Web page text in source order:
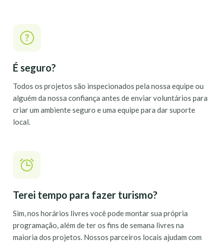
É seguro?
Todos os projetos são inspecionados pela nossa equipe ou
alguém da nossa confiança antes de enviar voluntários para
criar um ambiente seguro e uma equipe para dar suporte
local.
Terei tempo para fazer turismo?
Sim, nos horários livres você pode montar sua própria
programação, além de ter os fins de semana livres na
maioria dos projetos. Nossos parceiros locais ajudam com